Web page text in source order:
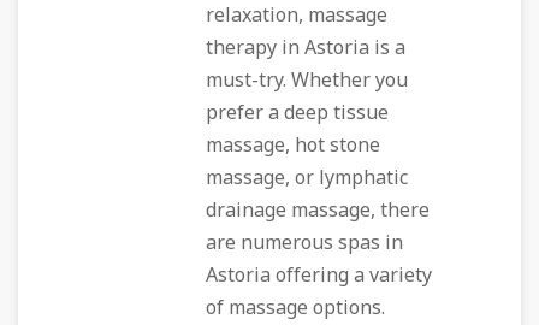
relaxation, massage
therapy in Astoria is a
must-try. Whether you
prefer a deep tissue
massage, hot stone
massage, or lymphatic
drainage massage, there
are numerous spas in
Astoria offering a variety
of massage options.